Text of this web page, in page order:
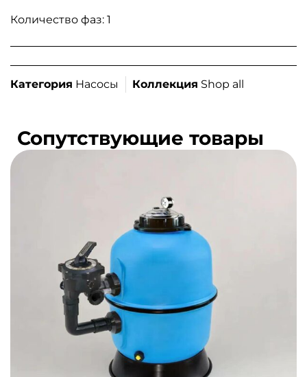
Количество фаз: 1
Категория Насосы Коллекция Shop all
Сопутствующие товары